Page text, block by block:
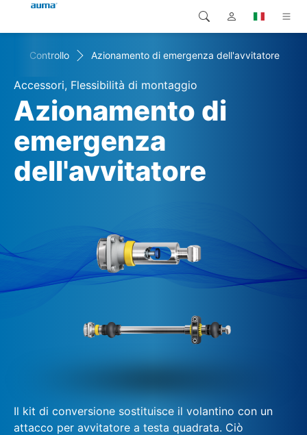
Prodotti
Soluzioni
Downloads
Servizio di assistenza
Global
Europa
Asia e Pacifico
Nord America
Ricerca
Controllo Azionamento di emergenza dell'avvitatore
Accessori, Flessibilità di montaggio
Azionamento di
emergenza
dell'avvitatore
Il kit di conversione sostituisce il volantino con un
attacco per avvitatore a testa quadrata. Ciò